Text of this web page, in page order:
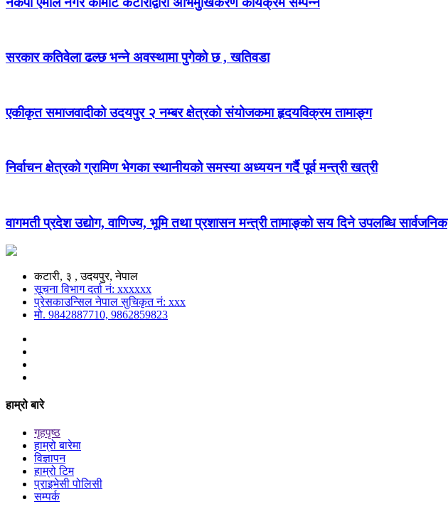
सरकार कतिवेला ढल्छ भन्ने अवस्थामा पुगेको छ , खतिवडा
एकीकृत समाजवादीको उदयपुर २ नम्बर क्षेत्रको संयोजकमा हृदयविक्रम तामाङ्ग
निर्वाचन क्षेत्रको ग्रामिण भेगका स्थानीयको समस्या अध्ययन गर्दै पूर्व मन्त्री खत्री
वागमती प्रदेश उद्योग, वाणिज्य, भूमि तथा प्रशासन मन्त्री तामाङ्को सय दिने उपलब्धि सार्वजनिक
कटारी, ३ , उदयपुर, नेपाल
सूचना विभाग दर्ता नं: xxxxxx
प्रेसकाउन्सिल नेपाल सुचिकृत नं: xxx
मो. 9842887710, 9862859823
हाम्रो बारे
गृहपृष्ठ
हाम्रो बारेमा
विज्ञापन
हाम्रो टिम
प्राइभेसी पोलिसी
सम्पर्क